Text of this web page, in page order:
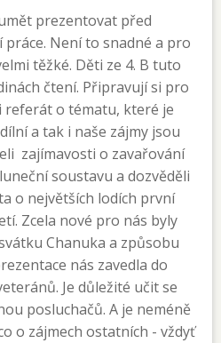
prezentovat před
Není to snadné a pro
těžké. Děti ze 4. B tuto
čtení. Připravují si pro
referát o tématu, které je
a tak i naše zájmy jsou
zajímavosti o zavařování
soustavu a dozvěděli
o největších lodích první
Zcela nové pro nás byly
Chanuka a způsobu
nás zavedla do
Je důležité učit se
posluchačů. A je neméně
o zájmech ostatních - vždyť